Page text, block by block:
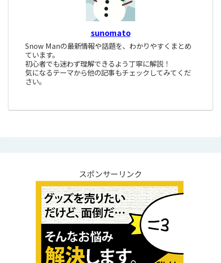
sunomato
Snow Manの最新情報や話題を、わかりやすくまとめ
ています。
初心者でも迷わず理解できるよう丁寧に解説！
気になるテーマから他の記事もチェックしてみてくだ
さい。
スポンサーリンク